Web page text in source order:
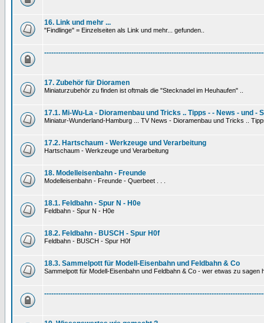
16. Link und mehr ...
"Findlinge" = Einzelseiten als Link und mehr... gefunden..
17. Zubehör für Dioramen
Miniaturzubehör zu finden ist oftmals die "Stecknadel im Heuhaufen" ..
17.1. Mi-Wu-La - Dioramenbau und Tricks .. Tipps - - News - und -
Miniatur-Wunderland-Hamburg ... TV News - Dioramenbau und Tricks ..
17.2. Hartschaum - Werkzeuge und Verarbeitung
Hartschaum - Werkzeuge und Verarbeitung
18. Modelleisenbahn - Freunde
Modelleisenbahn - Freunde - Querbeet . . .
18.1. Feldbahn - Spur N - H0e
Feldbahn - Spur N - H0e
18.2. Feldbahn - BUSCH - Spur H0f
Feldbahn - BUSCH - Spur H0f
18.3. Sammelpott für Modell-Eisenbahn und Feldbahn & Co
Sammelpott für Modell-Eisenbahn und Feldbahn & Co - wer etwas zu sagen